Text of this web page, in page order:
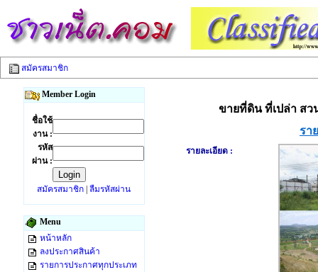
สมัครสมาชิก
Member Login
ชื่อใช้
งาน :
รหัส
ผ่าน :
สมัครสมาชิก ลืมรหัสผ่าน
Menu
หน้าหลัก
ลงประกาศสินค้า
รายการประกาศทุกประเภท
ขายที่ดิน ที่เปล่า ส
รา
รายละเอียด :